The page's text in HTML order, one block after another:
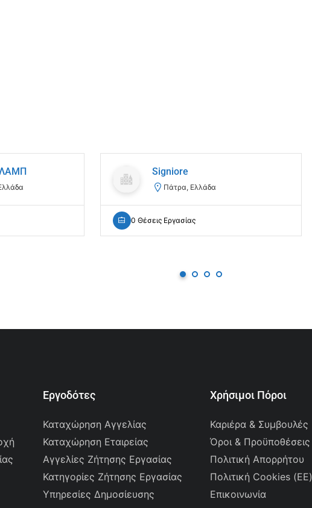
Signiore
Πάτρα, Ελλάδα
0 Θέσεις Εργασίας
Εργοδότες
Καταχώρηση Αγγελίας
Καταχώρηση Εταιρείας
Αγγελίες Ζήτησης Εργασίας
Κατηγορίες Ζήτησης Εργασίας
Υπηρεσίες Δημοσίευσης
Χρήσιμοι Πόροι
Καριέρα & Συμβουλές
Όροι & Προϋποθέσεις
Πολιτική Απορρήτου
Πολιτική Cookies (ΕΕ)
Επικοινωνία